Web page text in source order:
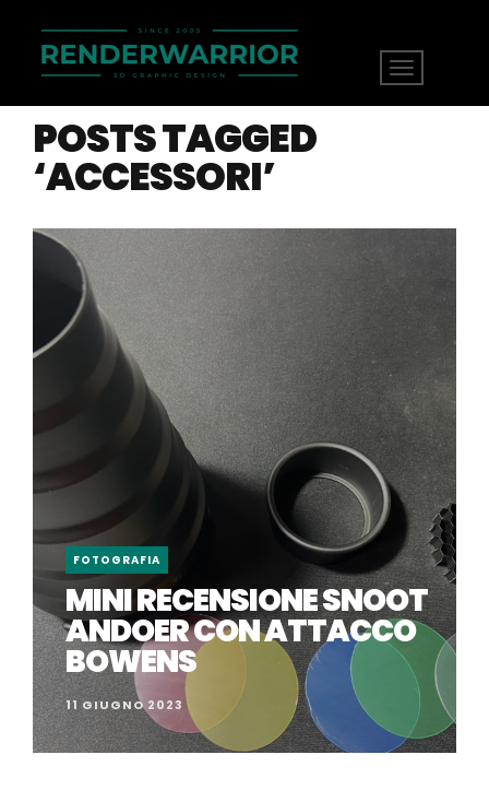
POSTS TAGGED
‘ACCESSORI’
FOTOGRAFIA
MINI RECENSIONE SNOOT
ANDOER CON ATTACCO
BOWENS
11 GIUGNO 2023